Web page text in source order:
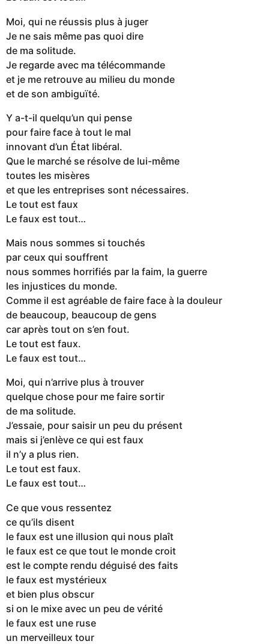
Moi, qui ne réussis plus à juger
Je ne sais même pas quoi dire
de ma solitude.
Je regarde avec ma télécommande
et je me retrouve au milieu du monde
et de son ambiguïté.
Y a-t-il quelqu’un qui pense
pour faire face à tout le mal
innovant d’un État libéral.
Que le marché se résolve de lui-même
toutes les misères
et que les entreprises sont nécessaires.
Le tout est faux
Le faux est tout…
Mais nous sommes si touchés
par ceux qui souffrent
nous sommes horrifiés par la faim, la guerre
les injustices du monde.
Comme il est agréable de faire face à la douleur
de beaucoup, beaucoup de gens
car après tout on s’en fout.
Le tout est faux.
Le faux est tout…
Moi, qui n’arrive plus à trouver
quelque chose pour me faire sortir
de ma solitude.
J’essaie, pour saisir un peu du présent
mais si j’enlève ce qui est faux
il n’y a plus rien.
Le tout est faux.
Le faux est tout…
Ce que vous ressentez
ce qu’ils disent
le faux est une illusion qui nous plaît
le faux est ce que tout le monde croit
est le compte rendu déguisé des faits
le faux est mystérieux
et bien plus obscur
si on le mixe avec un peu de vérité
le faux est une ruse
un merveilleux tour